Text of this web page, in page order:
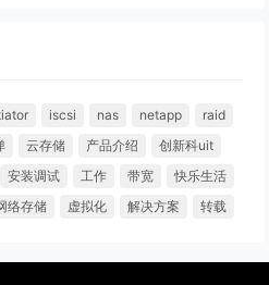
iscsi nas netapp
raid
云存储 产品介绍
创新科uit
安装调试 工作 带宽
快乐生活
络存储 虚拟化 解决方案 转载